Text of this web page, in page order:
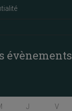
évènements
J V